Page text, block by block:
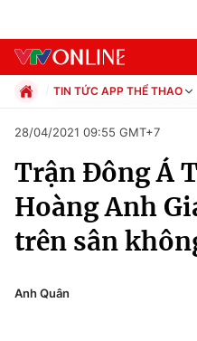
Chuyên mục
Chính trị
TIN TỨC APP THỂ THAO
Xã hội
Pháp luật
Thể thao
Truyền hình
28/04/2021 09:55 GMT+7
Trận Đông Á
Hoàng Anh
trên sân
Anh Quân